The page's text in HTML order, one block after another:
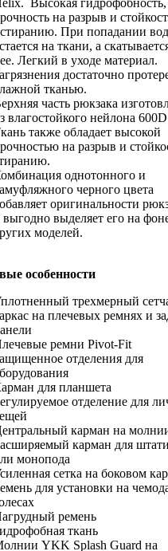
на разрыв и
При попадании
на ткани, а
Легкий в уходе материал.
достаточно
тканью.
часть рюкзака
влагостойкого нейлона
также обладает высокой
на разрыв и
однотонного и
черного цвета
оригинальности
выгодно выделяет его на
моделей.
особенности
трехмерный
на плечевых ремнях и
ремни Pivot-Fit
отделения для
для планшета
отделение для
карман на
карман для
монопода
сетка на боковом
для установки на
ремень
ткань
YKK Splash Guard на